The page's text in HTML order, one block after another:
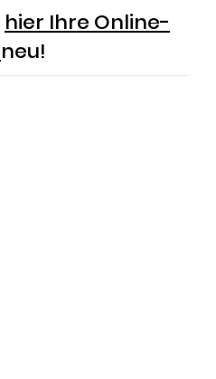
hier Ihre Online-
neu!